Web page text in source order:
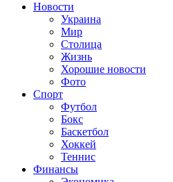
Новости
Украина
Мир
Столица
Жизнь
Хорошие новости
Фото
Спорт
Футбол
Бокс
Баскетбол
Хоккей
Теннис
Финансы